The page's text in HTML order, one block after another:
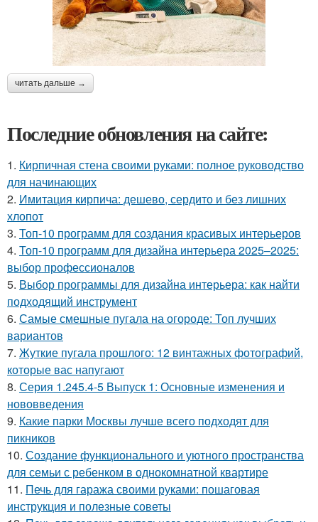
читать дальше →
Последние обновления на сайте:
1. Кирпичная стена своими руками: полное руководство
для начинающих
2. Имитация кирпича: дешево, сердито и без лишних
хлопот
3. Топ-10 программ для создания красивых интерьеров
4. Топ-10 программ для дизайна интерьера 2025–2025:
выбор профессионалов
5. Выбор программы для дизайна интерьера: как найти
подходящий инструмент
6. Самые смешные пугала на огороде: Топ лучших
вариантов
7. Жуткие пугала прошлого: 12 винтажных фотографий,
которые вас напугают
8. Серия 1.245.4-5 Выпуск 1: Основные изменения и
нововведения
9. Какие парки Москвы лучше всего подходят для
пикников
10. Создание функционального и уютного пространства
для семьи с ребенком в однокомнатной квартире
11. Печь для гаража своими руками: пошаговая
инструкция и полезные советы